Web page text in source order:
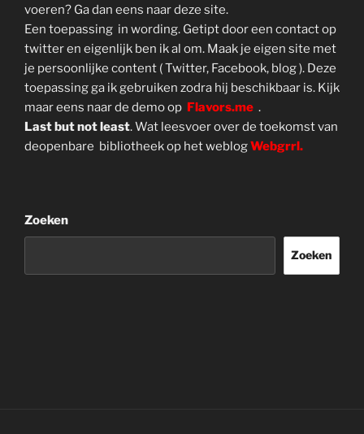
voeren? Ga dan eens naar deze site.
Een toepassing in wording. Getipt door een contact op
twitter en eigenlijk ben ik al om. Maak je eigen site met
je persoonlijke content ( Twitter, Facebook, blog ). Deze
toepassing ga ik gebruiken zodra hij beschikbaar is. Kijk
maar eens naar de demo op Flavors.me .
Last but not least. Wat leesvoer over de toekomst van
deopenbare bibliotheek op het weblogWebgrrl.
Zoeken
Zoeken